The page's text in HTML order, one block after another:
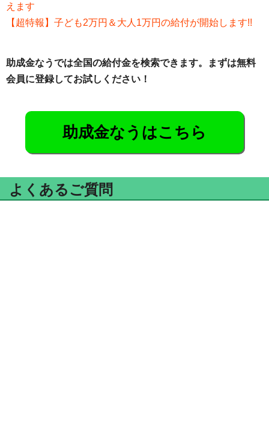
えます
【超特報】子ども2万円＆大人1万円の給付が開始します!!
助成金なうでは全国の給付金を検索できます。まずは無料
会員に登録してお試しください！
助成金なうはこちら
よくあるご質問